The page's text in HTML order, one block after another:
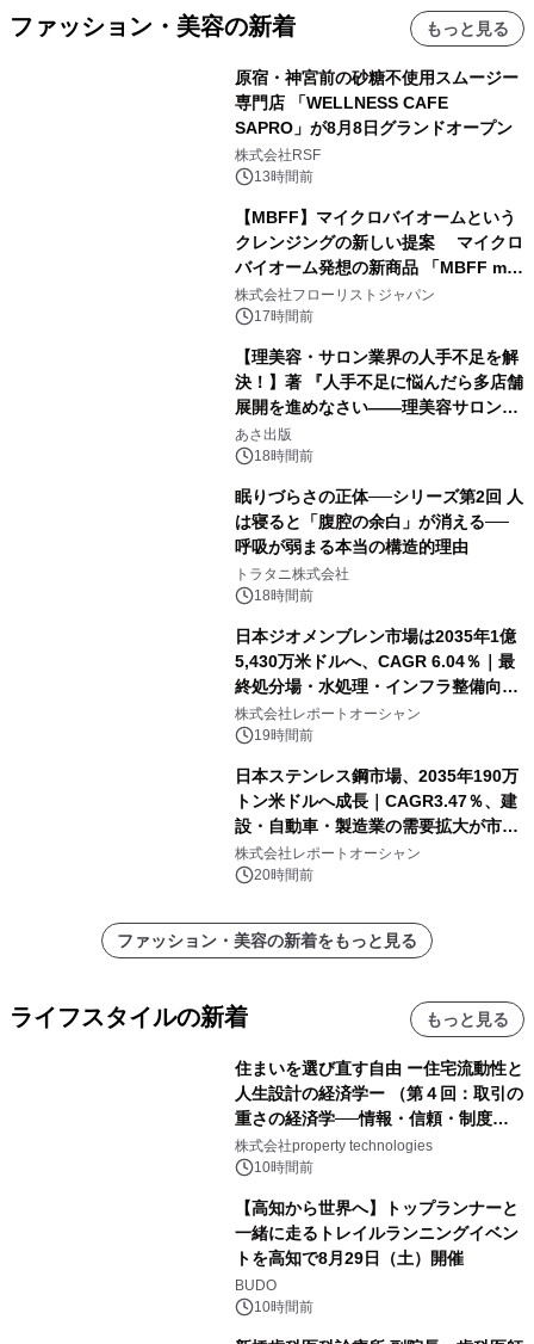
ファッション・美容の新着 もっと見る
原宿・神宮前の砂糖不使用スムージー
専門店 「WELLNESS CAFE
SAPRO」が8月8日グランドオープン
株式会社RSF
13時間前
【MBFF】マイクロバイオームという
クレンジングの新しい提案 マイクロ
バイオーム発想の新商品 「MBFF mb
クレンジングPRO」を2026年8月6日
発売
株式会社フローリストジャパン
17時間前
【理美容・サロン業界の人手不足を解
決！】著 『人手不足に悩んだら多店舗
展開を進めなさい――理美容サロン
「多店舗展開」の教科書』2026年8月
24日（月）発売
あさ出版
18時間前
眠りづらさの正体──シリーズ第2回 人
は寝ると「腹腔の余白」が消える──
呼吸が弱まる本当の構造的理由
トラタニ株式会社
18時間前
日本ジオメンブレン市場は2035年1億
5,430万米ドルへ、CAGR 6.04％｜最
終処分場・水処理・インフラ整備向け
需要拡大
株式会社レポートオーシャン
19時間前
日本ステンレス鋼市場、2035年190万
トン米ドルへ成長｜CAGR3.47％、建
設・自動車・製造業の需要拡大が市場
を牽引
株式会社レポートオーシャン
20時間前
ファッション・美容の新着をもっと見る
ライフスタイルの新着 もっと見る
住まいを選び直す自由 ー住宅流動性と
人生設計の経済学ー （第４回：取引の
重さの経済学──情報・信頼・制度を
PropTechはどう組み替えるか）｜
PropTech-Lab
株式会社property technologies
10時間前
【高知から世界へ】トップランナーと
一緒に走るトレイルランニングイベン
トを高知で8月29日（土）開催
BUDO
10時間前